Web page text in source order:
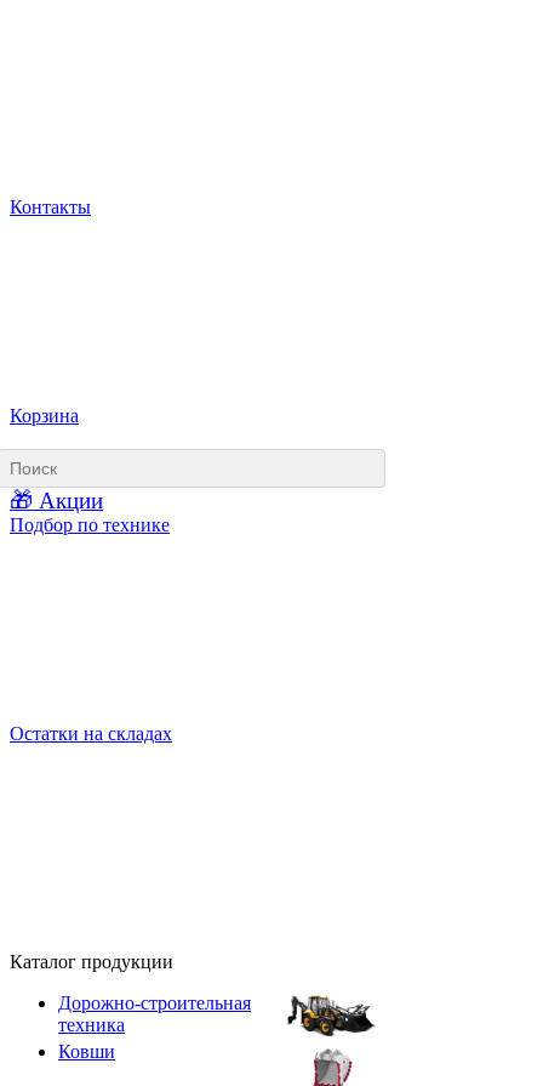
Контакты
Корзина
🎁 Акции
Подбор по технике
Остатки на складах
Каталог продукции
Дорожно-строительная
техника
Ковши